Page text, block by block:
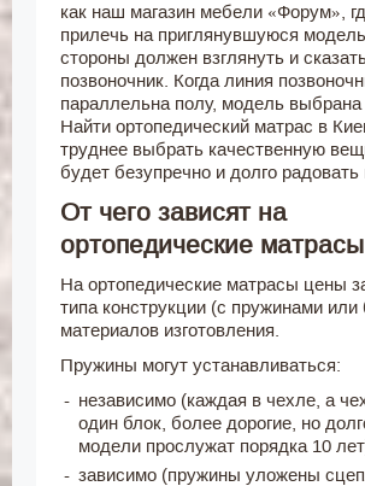
как наш магазин мебели «Форум»,
прилечь на приглянувшуюся
стороны должен взглянуть и
позвоночник. Когда линия
параллельна полу, модель выбрана
Найти ортопедический матрас в
труднее выбрать качественную
будет безупречно и долго радовать
От чего зависят на
ортопедические
На ортопедические матрасы цены
типа конструкции (с пружинами или
материалов изготовления.
Пружины могут устанавливаться:
независимо (каждая в чехле, а
один блок, более дорогие, но
модели прослужат порядка 10
зависимо (пружины уложены